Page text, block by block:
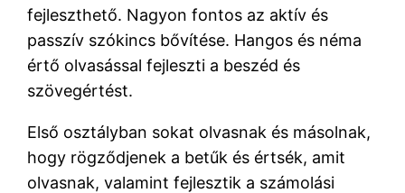
fejleszthető. Nagyon fontos az aktív és
passzív szókincs bővítése. Hangos és néma
értő olvasással fejleszti a beszéd és
szövegértést.
Első osztályban sokat olvasnak és másolnak,
hogy rögződjenek a betűk és értsék, amit
olvasnak, valamint fejlesztik a számolási